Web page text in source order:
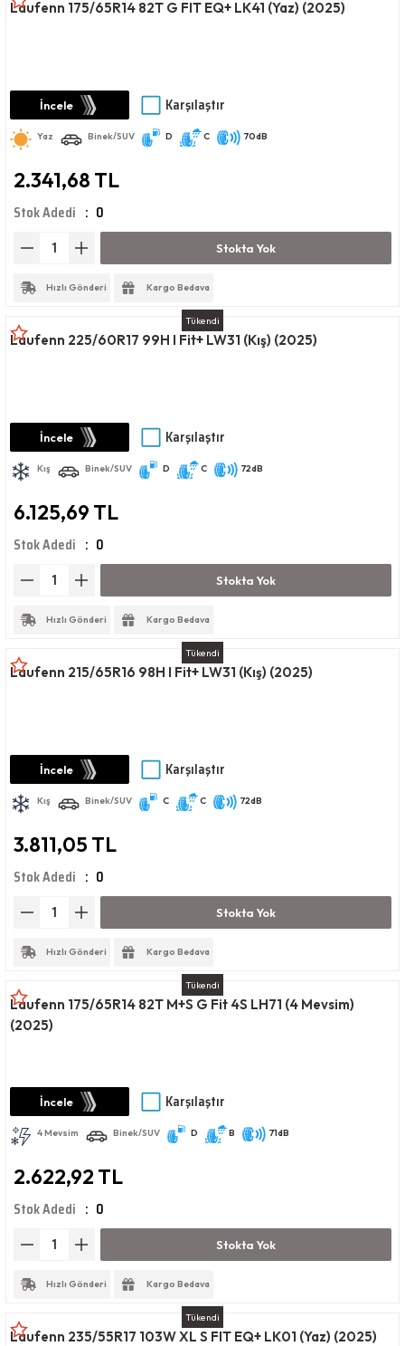
Laufenn 175/65R14 82T G FIT EQ+ LK41 (Yaz) (2025)
İncele Karşılaştır
Yaz Binek/SUV D C 70dB
2.341,68 TL
Stok Adedi 0
Stokta Yok
Hızlı Gönderi Kargo Bedava
Tükendi
Laufenn 225/60R17 99H I Fit+ LW31 (Kış) (2025)
İncele Karşılaştır
Kış Binek/SUV D C 72dB
6.125,69 TL
Stok Adedi 0
Stokta Yok
Hızlı Gönderi Kargo Bedava
Tükendi
Laufenn 215/65R16 98H I Fit+ LW31 (Kış) (2025)
İncele Karşılaştır
Kış Binek/SUV C C 72dB
3.811,05 TL
Stok Adedi 0
Stokta Yok
Hızlı Gönderi Kargo Bedava
Tükendi
Laufenn 175/65R14 82T M+S G Fit 4S LH71 (4 Mevsim)
(2025)
İncele Karşılaştır
4 Mevsim Binek/SUV D B 71dB
2.622,92 TL
Stok Adedi 0
Stokta Yok
Hızlı Gönderi Kargo Bedava
Tükendi
Laufenn 235/55R17 103W XL S FIT EQ+ LK01 (Yaz) (2025)